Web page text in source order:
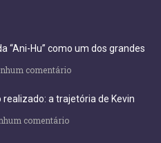
“Ani-Hu” como um dos grandes
comentário
realizado: a trajetória de Kevin
comentário